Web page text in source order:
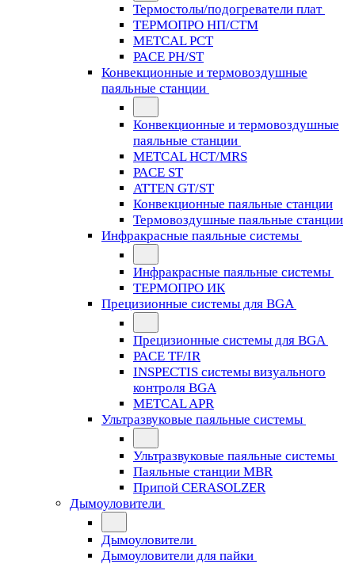
Термостолы/подогреватели плат
ТЕРМОПРО НП/СТМ
METCAL PCT
PACE PH/ST
Конвекционные и термовоздушные
паяльные станции
Конвекционные и термовоздушные
паяльные станции
METCAL HCT/MRS
PACE ST
ATTEN GT/ST
Конвекционные паяльные станции
Термовоздушные паяльные станции
Инфракрасные паяльные системы
Инфракрасные паяльные системы
ТЕРМОПРО ИК
Прецизионные системы для BGA
Прецизионные системы для BGA
PACE TF/IR
INSPECTIS системы визуального
контроля BGA
METCAL APR
Ультразвуковые паяльные системы
Ультразвуковые паяльные системы
Паяльные станции MBR
Припой CERASOLZER
Дымоуловители
Дымоуловители
Дымоуловители для пайки